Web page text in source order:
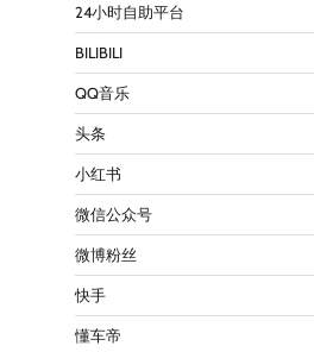
24小时自助平台
BILIBILI
QQ音乐
头条
小红书
微信公众号
微博粉丝
快手
懂车帝